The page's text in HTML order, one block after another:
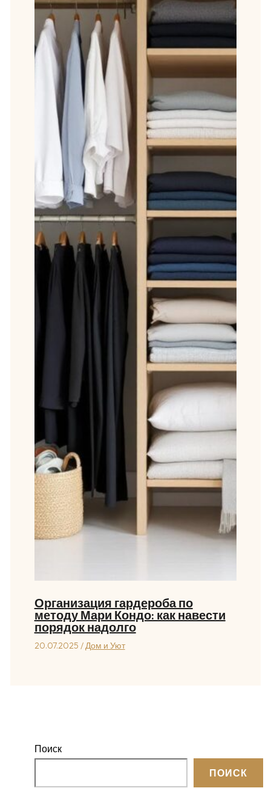
Организация гардероба по
методу Мари Кондо: как навести
порядок надолго
20.07.2025 /Дом и Уют
Поиск
ПОИСК